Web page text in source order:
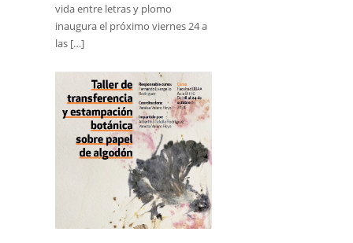
vida entre letras y plomo
inaugura el próximo viernes 24 a
las […]